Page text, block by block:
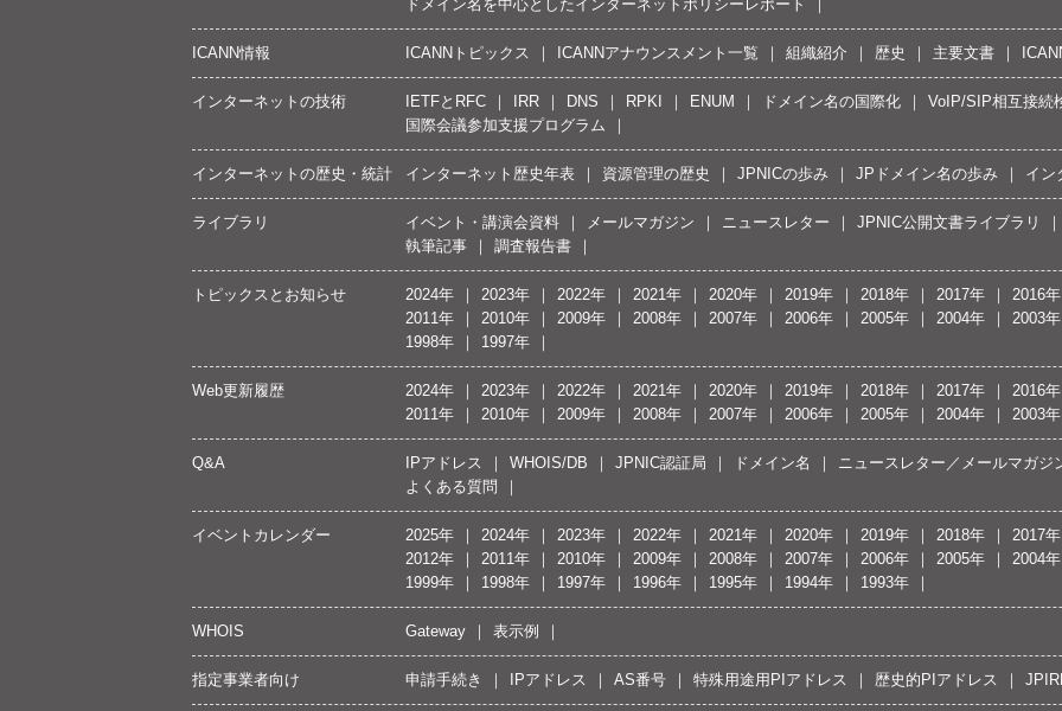
ドメイン名を中心としたインターネットポリシーレポート
ICANN情報 ICANNトピックス ICANNアナウンスメント一覧 組織紹介 歴史 主要文書
インターネットの技術 IETFとRFC IRR DNS RPKI ENUM ドメイン名の国際化
VoIP/SIP相互接続
国際会議参加支援プログラム
インターネットの歴史・統計 インターネット歴史年表 資源管理の歴史 JPNICの歩み JPドメイン名の歩み イン
ライブラリ イベント・講演会資料 メールマガジン ニュースレター
JPNIC公開文書ライブラリ
執筆記事
調査報告書
トピックスとお知らせ 2024年 2023年 2022年 2021年 2020年 2019年 2018年 2017年
2016年
2011年
2010年 2009年 2008年 2007年 2006年 2005年 2004年
2003年
1998年
1997年
Web更新履歴 2024年 2023年 2022年 2021年 2020年 2019年 2018年 2017年
2016年
2011年
2010年 2009年 2008年 2007年 2006年 2005年 2004年 2003年
Q&A IPアドレス WHOIS/DB JPNIC認証局 ドメイン名
ニュースレター／メールマガジ
よくある質問
イベントカレンダー 2025年 2024年 2023年 2022年 2021年 2020年 2019年 2018年
2017年
2012年
2011年 2010年 2009年 2008年 2007年 2006年 2005年
2004年
1999年
1998年 1997年 1996年 1995年 1994年 1993年
WHOIS Gateway 表示例
指定事業者向け 申請手続き IPアドレス AS番号 特殊用途用PIアドレス 歴史的PIアドレス